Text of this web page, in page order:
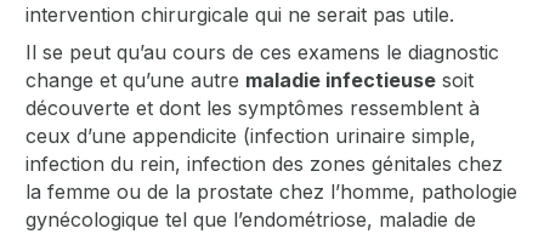
intervention chirurgicale qui ne serait pas utile.
Il se peut qu’au cours de ces examens le diagnostic
change et qu’une autre maladie infectieuse soit
découverte et dont les symptômes ressemblent à
ceux d’une appendicite (infection urinaire simple,
infection du rein, infection des zones génitales chez
la femme ou de la prostate chez l’homme, pathologie
gynécologique tel que l’endométriose, maladie de